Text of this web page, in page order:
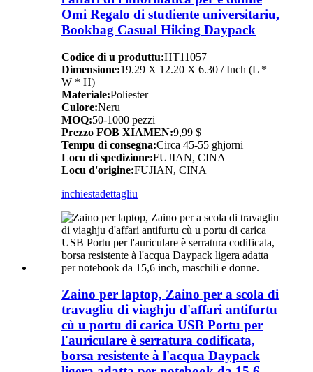
Omi Regalo di studiente universitariu,
Bookbag Casual Hiking Daypack
Codice di u produttu:HT11057
Dimensione:19.29 X 12.20 X 6.30 / Inch (L *
W * H)
Materiale:Poliester
Culore:Neru
MOQ:50-1000 pezzi
Prezzo FOB XIAMEN:9,99 $
Tempu di consegna:Circa 45-55 ghjorni
Locu di spedizione:FUJIAN, CINA
Locu d'origine:FUJIAN, CINA
inchiestadettagliu
Zaino per laptop, Zaino per a scola di
travagliu di viaghju d'affari antifurtu
cù u portu di carica USB Portu per
l'auriculare è serratura codificata,
borsa resistente à l'acqua Daypack